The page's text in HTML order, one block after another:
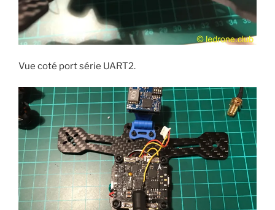
Vue coté port série UART2.